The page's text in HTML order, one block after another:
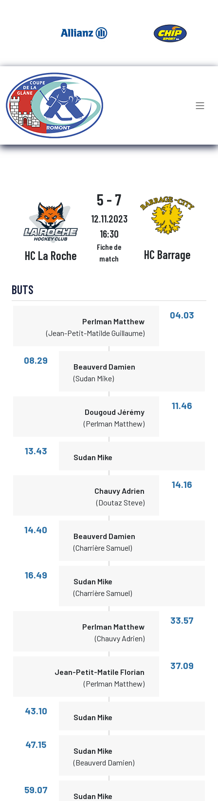
HC La Roche
5 - 7
12.11.2023
16:30
Fiche de
match
HC Barrage
BUTS
Perlman Matthew
(Jean-Petit-Matilde Guillaume)
04.03
08.29
Beauverd Damien
(Sudan Mike)
Dougoud Jérémy
(Perlman Matthew)
11.46
13.43
Sudan Mike
Chauvy Adrien
(Doutaz Steve)
14.16
14.40
Beauverd Damien
(Charrière Samuel)
16.49
Sudan Mike
(Charrière Samuel)
Perlman Matthew
(Chauvy Adrien)
33.57
Jean-Petit-Matile Florian
(Perlman Matthew)
37.09
43.10
Sudan Mike
47.15
Sudan Mike
(Beauverd Damien)
59.07
Sudan Mike